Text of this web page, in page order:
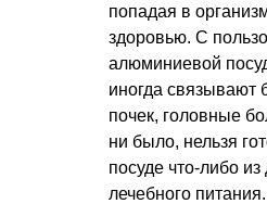
попадая в
здоровью. С
алюминиевой
иногда связывают
почек, головные
ни было, нельзя
посуде что-либо из
лечебного питания.